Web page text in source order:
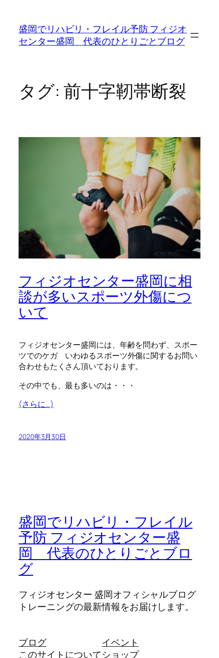
盛岡でリハビリ・フレイル予防 フィジオ
センター盛岡 代表のひとりごとブログ
タグ: 前十字靭帯断裂
フィジオセンター盛岡に相
談が多いスポーツ外傷につ
いて
フィジオセンター盛岡には、年齢を問わず、スポー
ツでのケガ いわゆるスポーツ外傷に関するお問い
合わせもたくさん頂いております。
その中でも、最も多いのは・・・
(さらに…)
2020年3月30日
盛岡でリハビリ・フレイル
予防 フィジオセンター盛
岡 代表のひとりごとブロ
グ
フィジオセンター 盛岡オフィシャルブログ
トレーニングの最新情報をお届けします。
ブログ
このサイトについて
イベント
ショップ